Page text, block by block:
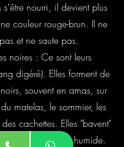
s'être nourri, il devient plus
couleur rouge-brun. Il ne
et ne saute pas.
noires : Ce sont leurs
digéré). Elles forment de
souvent en amas, sur
matelas, le sommier, les
cachettes. Elles "bavent"
avec un chiffon humide.